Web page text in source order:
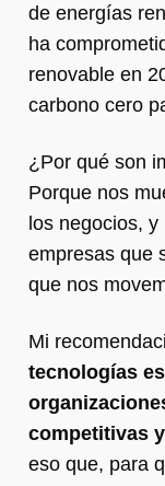
de energías
ha
renovable en
carbono cero
¿Por qué son
Porque nos
los negocios,
empresas que
que nos
Mi
tecnologías
competitivas
eso que, para